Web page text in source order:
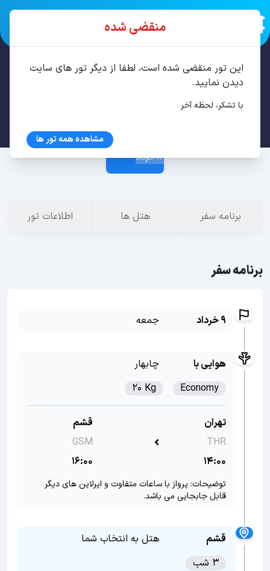
12 خرداد
برنامه سفر هتل ها اطلاعات تور
برنامه سفر
9 خرداد جمعه
هوایی با
چابهار
Economy
20 Kg
تهران
THR
14:00
قشم
GSM
16:00
توضیحات: پرواز با ساعات متفاوت و ایرلاین های دیگر
قابل جابجایی می باشد.
قشم
هتل به انتخاب شما
3 شب
منقضی شده
این تور منقضی شده است، لطفا از دیگر تور های سایت
دیدن نمایید.
با تشکر، لحظه آخر
مشاهده همه تور ها